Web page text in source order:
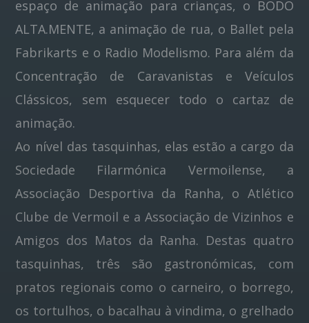
espaço de animação para crianças, o BODO
ALTA.MENTE, a animação de rua, o Ballet pela
Fabrikarts e o Radio Modelismo. Para além da
Concentração de Caravanistas e Veículos
Clássicos, sem esquecer todo o cartaz de
animação.
Ao nível das tasquinhas, elas estão a cargo da
Sociedade Filarmónica Vermoilense, a
Associação Desportiva da Ranha, o Atlético
Clube de Vermoil e a Associação de Vizinhos e
Amigos dos Matos da Ranha. Destas quatro
tasquinhas, três são gastronómicas, com
pratos regionais como o carneiro, o borrego,
os tortulhos, o bacalhau à vindima, o grelhado